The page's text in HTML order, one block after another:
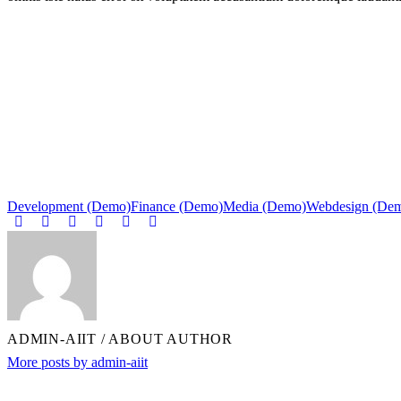
Development (Demo)Finance (Demo)Media (Demo)Webdesign
ADMIN-AIIT / ABOUT AUTHOR
More posts by admin-aiit